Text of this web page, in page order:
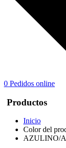
0 Pedidos online
Productos
Inicio
Color del
AZULINO/